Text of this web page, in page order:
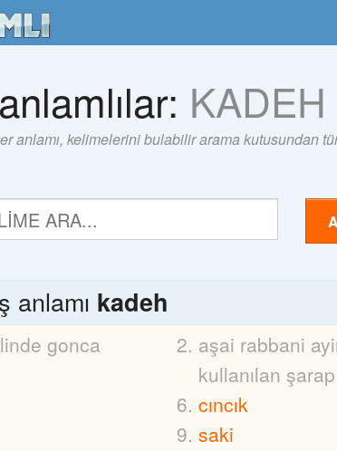
KADEH
anlamı, kelimelerini bulabilir arama kutusundan
anlamı kadeh
gonca
aşai rabbani
kullanılan
cıncık
saki